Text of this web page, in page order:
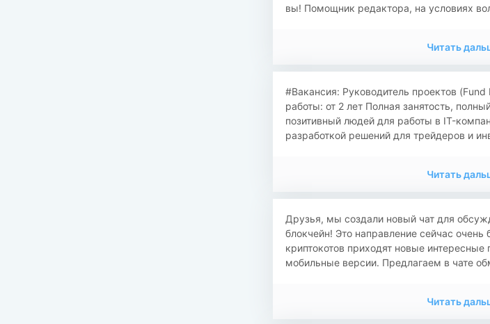
вы! Помощник редактора, на условиях
Читать
#Вакансия: Руководитель проектов
работы: от 2 лет Полная занятость,
позитивный людей для работы в IT-
разработкой решений для трейдеров и
Читать
Друзья, мы создали новый чат для
блокчейн! Это направление сейчас
криптокотов приходят новые
мобильные версии. Предлагаем в чате
Читать